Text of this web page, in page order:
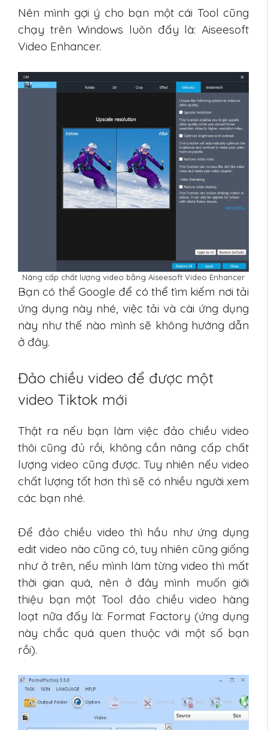
Nên mình gợi ý cho bạn một cái Tool cũng
chạy trên Windows luôn đấy là: Aiseesoft
Video Enhancer.
Nâng cấp chất lượng video bằng Aiseesoft Video Enhancer
Bạn có thể Google để có thể tìm kiếm nơi tải
ứng dụng này nhé, việc tải và cài ứng dụng
này như thế nào mình sẽ không hướng dẫn
ở đây.
Đảo chiều video để được một
video Tiktok mới
Thật ra nếu bạn làm việc đảo chiều video
thôi cũng đủ rồi, không cần nâng cấp chất
lượng video cũng được. Tuy nhiên nếu video
chất lượng tốt hơn thì sẽ có nhiều người xem
các bạn nhé.
Để đảo chiều video thì hầu như ứng dụng
edit video nào cũng có, tuy nhiên cũng giống
như ở trên, nếu mình làm từng video thì mất
thời gian quá, nên ở đây mình muốn giới
thiệu bạn một Tool đảo chiều video hàng
loạt nữa đấy là: Format Factory (ứng dụng
này chắc quá quen thuộc với một số bạn
rồi).